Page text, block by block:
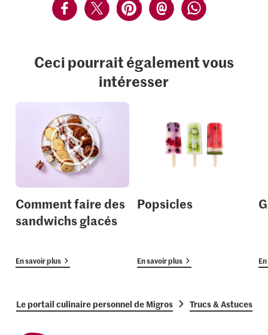
Ceci pourrait également vous
intéresser
Comment faire des
sandwichs glacés
En savoir plus
Popsicles
En savoir plus
Le portail culinaire personnel de Migros Trucs & Astuces